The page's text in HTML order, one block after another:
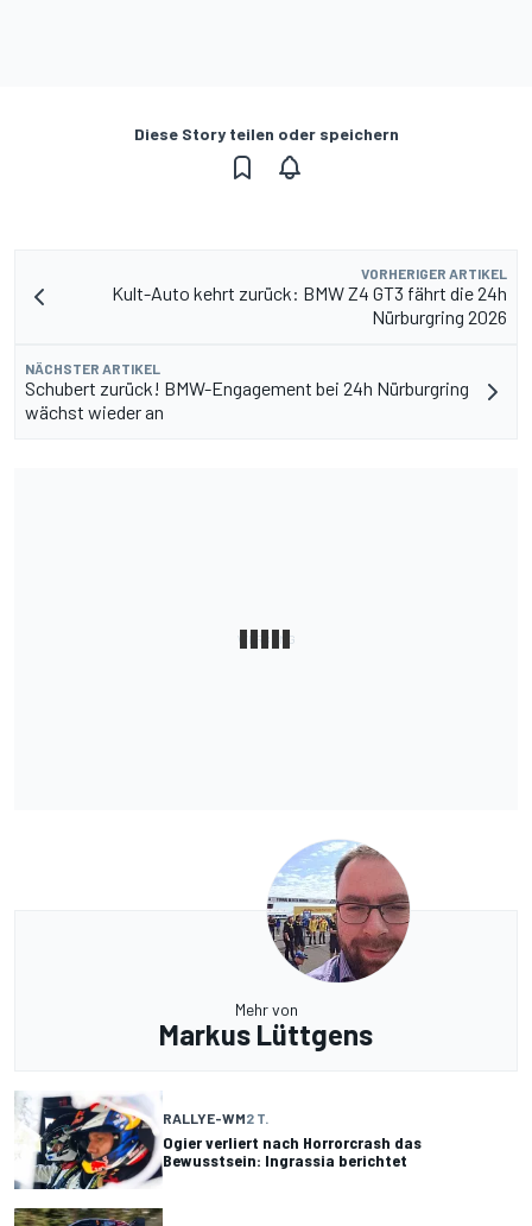
Diese Story teilen oder speichern
VORHERIGER ARTIKEL
Kult-Auto kehrt zurück: BMW Z4 GT3 fährt die 24h
Nürburgring 2026
NÄCHSTER ARTIKEL
Schubert zurück! BMW-Engagement bei 24h Nürburgring
wächst wieder an
Mehr von
Markus Lüttgens
RALLYE-WM2 T.
Ogier verliert nach Horrorcrash das
Bewusstsein: Ingrassia berichtet